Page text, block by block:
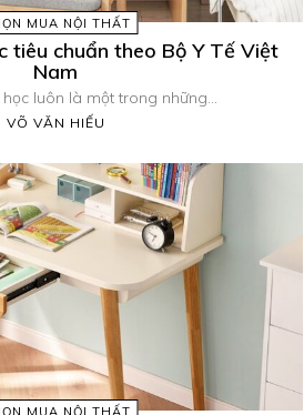
MUA NỘI THẤT
tiêu chuẩn theo Bộ Y Tế Việt
Nam
luôn là một trong những...
VÕ VĂN HIẾU
MUA NỘI THẤT